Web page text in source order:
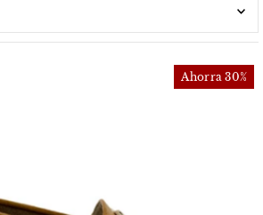
Ahorra 30%